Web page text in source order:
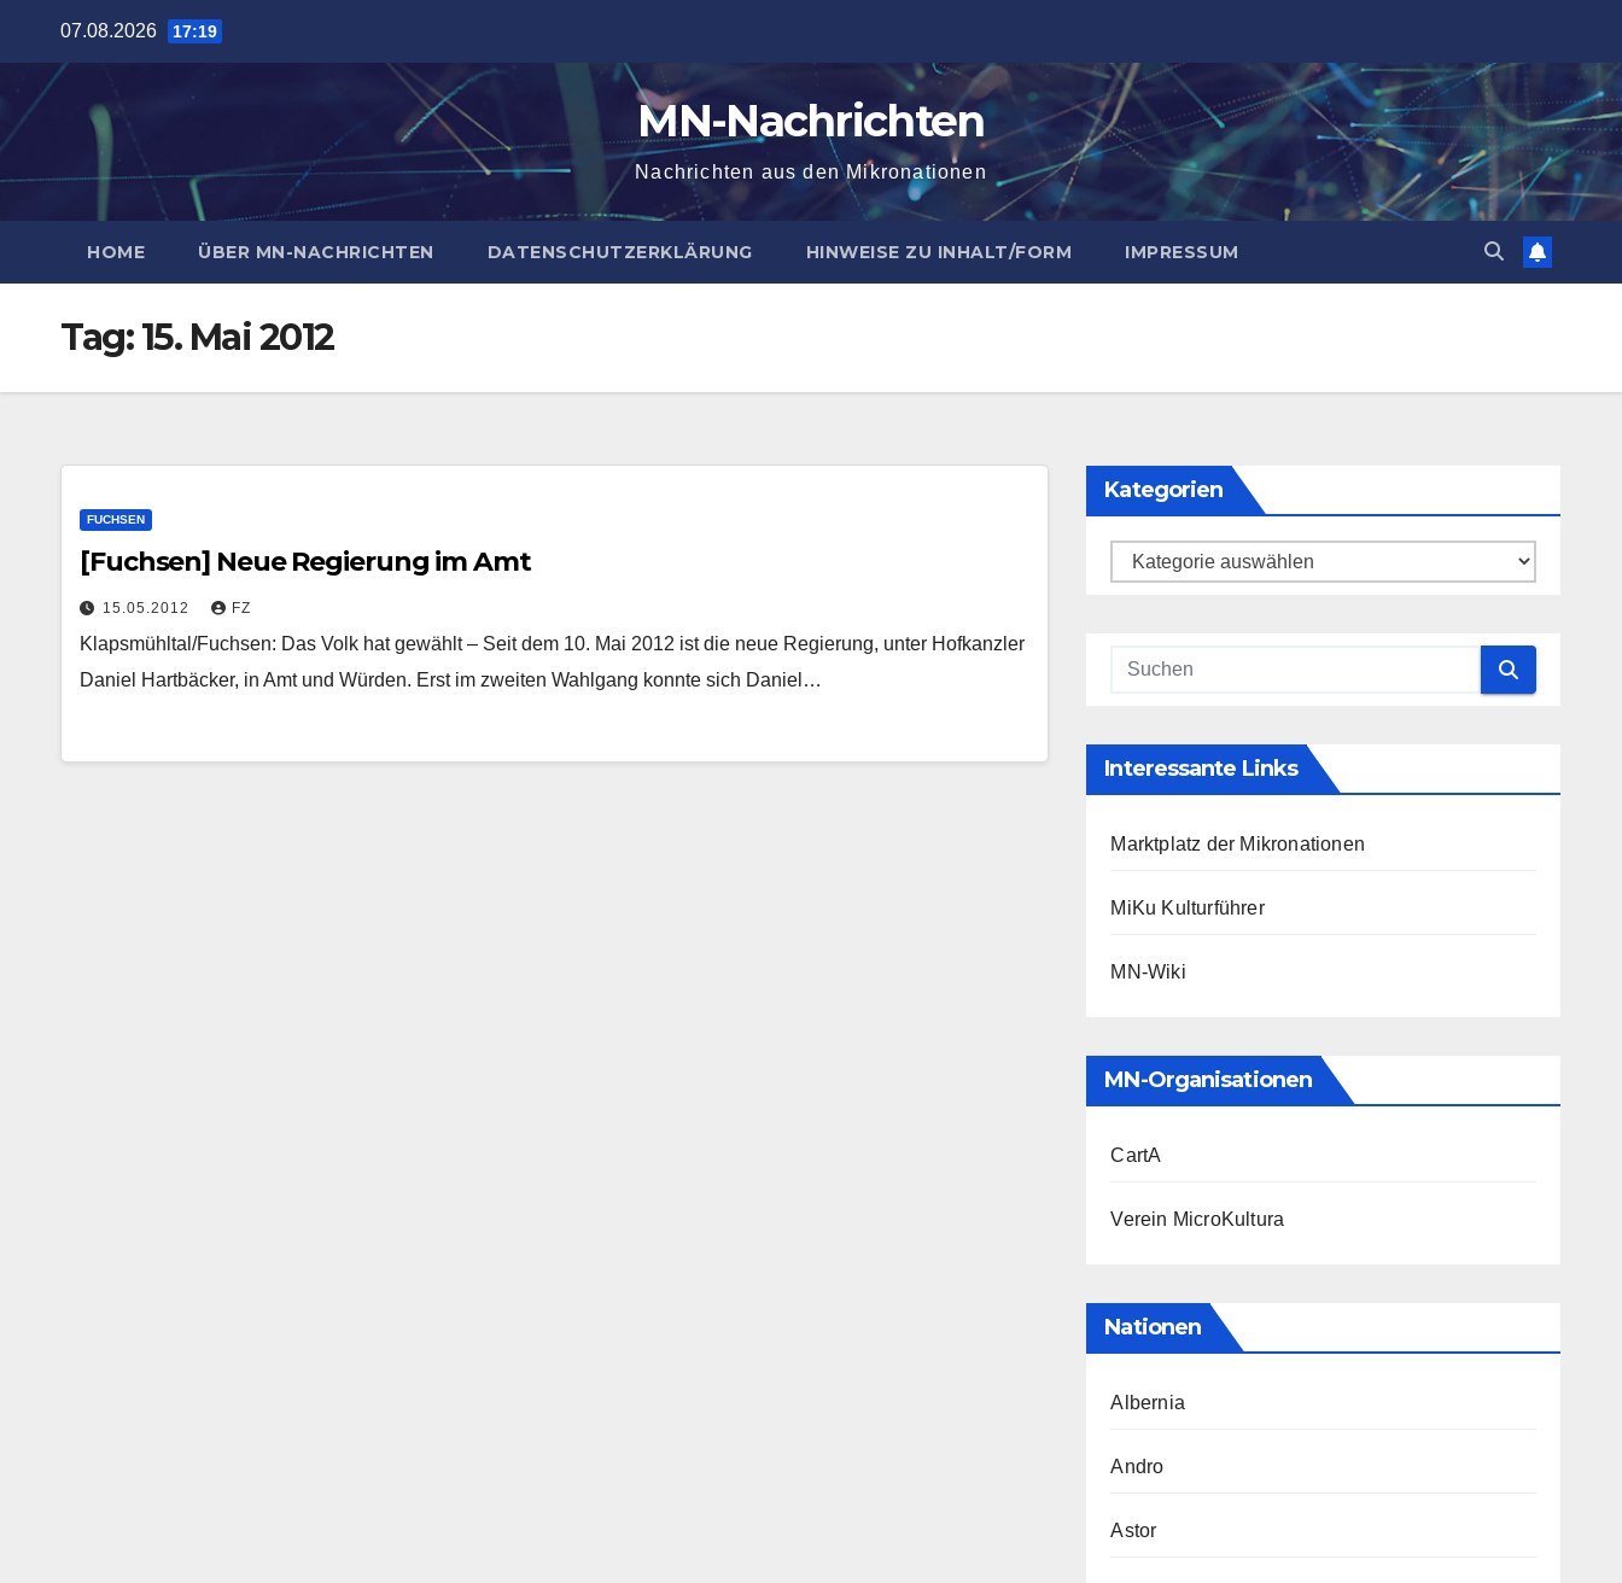
springen
07.08.2026 17:19
MN-Nachrichten
Nachrichten aus den Mikronationen
HOME ÜBER MN-NACHRICHTEN DATENSCHUTZERKLÄRUNG HINWEISE ZU INHALT/FORM IMPRESSUM
Tag:15. Mai 2012
FUCHSEN
[Fuchsen] Neue Regierung im Amt
15.05.2012 FZ
Klapsmühltal/Fuchsen: Das Volk hat gewählt – Seit dem 10. Mai 2012 ist die neue Regierung, unter Hofkanzler
Daniel Hartbäcker, in Amt und Würden. Erst im zweiten Wahlgang konnte sich Daniel…
Kategorien
Kategorien
Interessante Links
Marktplatz der Mikronationen
MiKu Kulturführer
MN-Wiki
MN-Organisationen
CartA
Verein MicroKultura
Nationen
Albernia
Andro
Astor